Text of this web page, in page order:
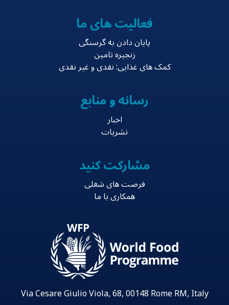
فعالیت های ما
پایان دادن به گرسنگی
زنجیره تامین
کمک های غذایی: نقدی و غیر نقدی
رسانه و منابع
اخبار
نشریات
مشارکت کنید
فرصت های شغلی
همکاری با ما
Via Cesare Giulio Viola, 68, 00148 Rome RM, Italy